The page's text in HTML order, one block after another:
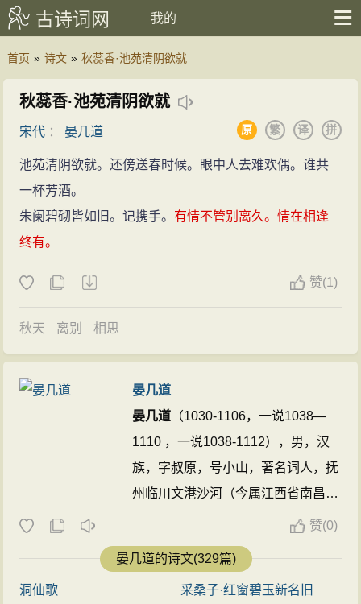
古诗词网 我的
首页 » 诗文 » 秋蕊香·池苑清阴欲就
秋蕊香·池苑清阴欲就
宋代 ： 晏几道 拼
译
繁
原
池苑清阴欲就。还傍送春时候。眼中人去难欢偶。谁共
一杯芳酒。
朱阑碧砌皆如旧。记携手。有情不管别离久。情在相逢
终有。
赞(1)
秋天 离别 相思
晏几道
晏几道 （1030-1106，一说1038—
1110 ，一说1038-1112），男，汉
族，字叔原，号小山，著名词人，抚
州临川文港沙河（今属江西省南昌市
进贤县）人。晏殊第七子。历任颍昌
府许田镇监、乾宁军通判、开封府判
官等。性孤傲，晚年家境中落。词风
哀感缠绵、清壮顿挫。一般讲到北宋
赞(0)
晏几道的诗文(329篇)
洞仙歌
采桑子·红窗碧玉新名旧